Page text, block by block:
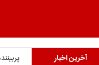
آخرین اخبار